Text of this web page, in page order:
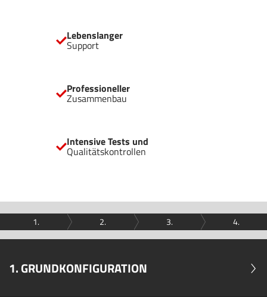
Lebenslanger
Support
Professioneller
Zusammenbau
Intensive Tests und
Qualitätskontrollen
1. 2. 3. 4.
1. GRUNDKONFIGURATION